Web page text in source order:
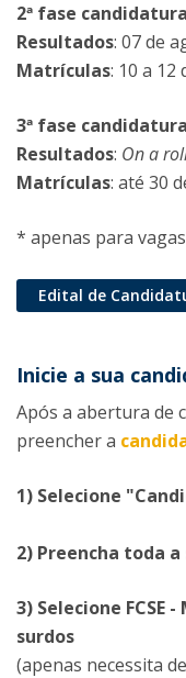
2ª fase
Resultados: 07 de
Matrículas: 10 a 12
3ª fase
Resultados: On a
Matrículas: até 30
* apenas para
Edital de
Inicie a sua
Após a abertura de
preencher a
1) Selecione
2) Preencha toda
3) Selecione FCSE
surdos
(apenas necessita